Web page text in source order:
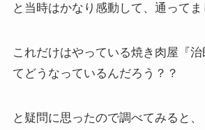
と当時はかなり感動して、通って
これだけはやっている焼き肉屋『
てどうなっているんだろう？？
と疑問に思ったので調べてみると、